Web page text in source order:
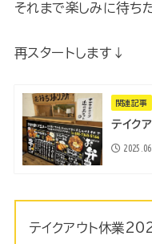
それまで楽しみに待
再スタートします↓
関連記事
テイク
テイクアウト休業